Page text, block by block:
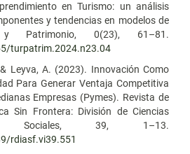
en Turismo: un análisis
y tendencias en modelos de
y Patrimonio, 0(23), 61–81.
turpatrim.2024.n23.04
Leyva, A. (2023). Innovación Como
Para Generar Ventaja Competitiva
Empresas (Pymes). Revista de
Sin Frontera: División de Ciencias
Sociales, 39, 1–13.
rdiasf.vi39.551